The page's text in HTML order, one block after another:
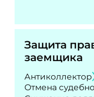
Защита
заемщика
Антиколлектор
Отмена